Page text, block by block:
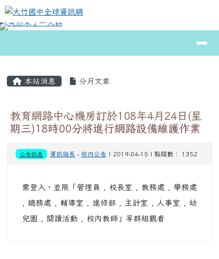
跳至主內容區
大竹國中全球資訊網
⏸
本站消息 分月文章
教育網路中心機房訂於108年4月24日(星
期三)18時00分將進行網路設備維護作業
公告訊息 資訊組長 - 校內公告 | 2019-04-15 | 點閱數： 1352
需登入，並限「管理員 , 校長室 , 教務處 , 學務處
, 總務處 , 輔導室 , 進修部 , 主計室 , 人事室 , 幼
兒園 , 閱讀活動 , 校內教師」等群組觀看